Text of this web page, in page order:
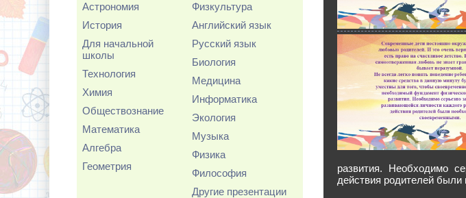
Астрономия
История
Для начальной
школы
Технология
Химия
Обществознание
Математика
Алгебра
Геометрия
Физкультура
Английский язык
Русский язык
Биология
Медицина
Информатика
Экология
Музыка
Физика
Философия
Другие презентации
развития. Необходимо
действия родителей